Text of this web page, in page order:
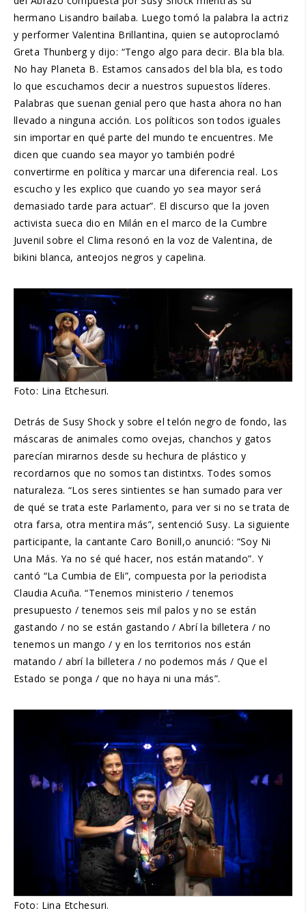
hermano Lisandro bailaba. Luego tomó la palabra la actriz
y performer Valentina Brillantina, quien se autoproclamó
Greta Thunberg y dijo: “Tengo algo para decir. Bla bla bla.
No hay Planeta B. Estamos cansados del bla bla, es todo
lo que escuchamos decir a nuestros supuestos líderes.
Palabras que suenan genial pero que hasta ahora no han
llevado a ninguna acción. Los políticos son todos iguales
sin importar en qué parte del mundo te encuentres. Me
dicen que cuando sea mayor yo también podré
convertirme en política y marcar una diferencia real. Los
escucho y les explico que cuando yo sea mayor será
demasiado tarde para actuar”. El discurso que la joven
activista sueca dio en Milán en el marco de la Cumbre
Juvenil sobre el Clima resonó en la voz de Valentina, de
bikini blanca, anteojos negros y capelina.
Foto: Lina Etchesuri.
Detrás de Susy Shock y sobre el telón negro de fondo, las
máscaras de animales como ovejas, chanchos y gatos
parecían mirarnos desde su hechura de plástico y
recordarnos que no somos tan distintxs. Todes somos
naturaleza. “Los seres sintientes se han sumado para ver
de qué se trata este Parlamento, para ver si no se trata de
otra farsa, otra mentira más”, sentenció Susy. La siguiente
participante, la cantante Caro Bonill,o anunció: “Soy Ni
Una Más. Ya no sé qué hacer, nos están matando”. Y
cantó “La Cumbia de Eli”, compuesta por la periodista
Claudia Acuña. “Tenemos ministerio / tenemos
presupuesto / tenemos seis mil palos y no se están
gastando / no se están gastando / Abrí la billetera / no
tenemos un mango / y en los territorios nos están
matando / abrí la billetera / no podemos más / Que el
Estado se ponga / que no haya ni una más”.
Foto: Lina Etchesuri.